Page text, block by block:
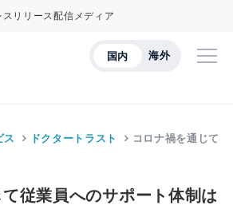
リリース配信メディア
国内 海外
ス ドクタートラスト コロナ禍を通じて
従業員へのサポート体制は